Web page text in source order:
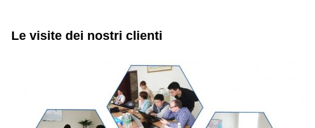
Le visite dei nostri clienti